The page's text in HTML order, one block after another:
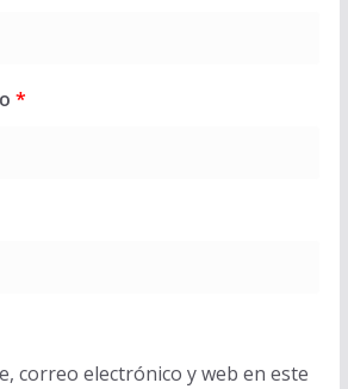
*
correo electrónico y web en este